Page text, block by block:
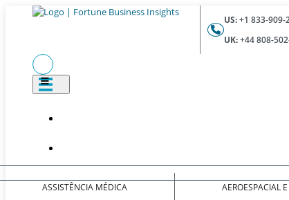
US:+1 833-
UK:+44 808-
ASSISTÊNCIA MÉDICA AEROESPACIAL